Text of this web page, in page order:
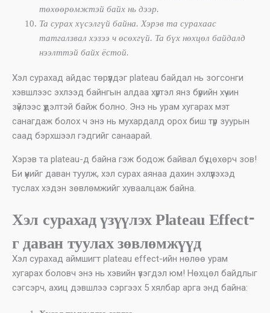
төхөөрөмжтэй байх нь дээр.
Та сурах хүсэлгүй байна. Хэрэв та сурахаас
татгалзвал хэзээ ч өсөхгүй. Та бүх нөхцөл байдалд
нээлттэй байх ёстой.
Хэл сурахад айдас төрүүлдэг plateau байдал нь зогсонги
хэвшлээс эхлээд байнгын алдаа хүртэл янз бүрийн хүчин
зүйлээс үүдэлтэй байж болно. Энэ нь урам хугарах мэт
санагдаж болох ч энэ нь мухардалд орох биш түр зуурын
саад бэрхшээл гэдгийг санаарай.
Хэрэв та plateau-д байна гэж бодож байвал бүү цөхөрч зов!
Би үүнийг даван туулж, хэл сурах аянаа дахин эхлүүлэхэд
туслах хэдэн зөвлөмжийг хуваалцаж байна.
Хэл сурахад үзүүлэх Plateau Effect-
г даван туулах зөвлөмжүүд
Хэл сурахад аймшигт plateau effect-ийн нөлөө урам
хугарах боловч энэ нь хэвийн үзэгдэл юм! Нөхцөл байдлыг
сэгсэрч, ахиц дэвшлээ сэргээх 5 хялбар арга энд байна: